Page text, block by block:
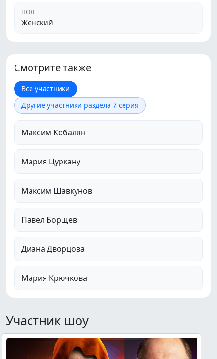
ПОЛ
Женский
Смотрите также
Все участники
Другие участники раздела 7 серия
Максим Кобалян
Мария Цуркану
Максим Шавкунов
Павел Борщев
Диана Дворцова
Мария Крючкова
Участник шоу